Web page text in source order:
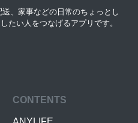
、家事などの日常のちょっとし
たい人をつなげるアプリです。
CONTENTS